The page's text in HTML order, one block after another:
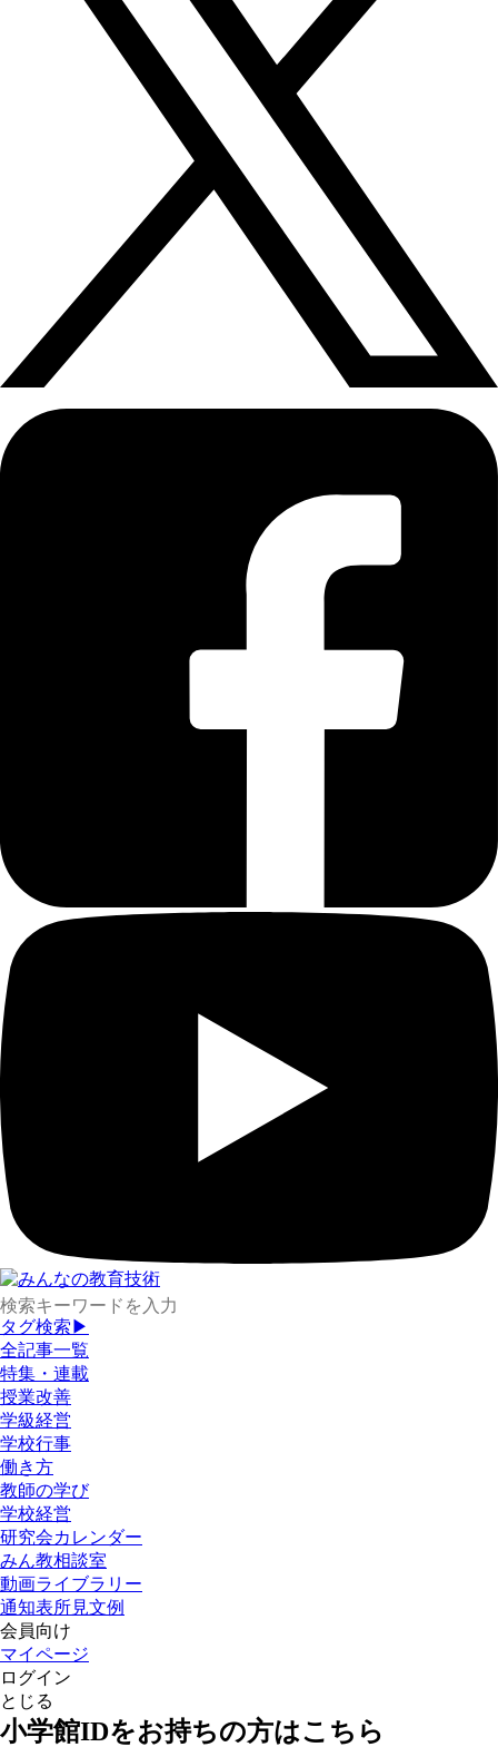
タグ検索▶
全記事一覧
特集・連載
授業改善
学級経営
学校行事
働き方
教師の学び
学校経営
研究会カレンダー
みん教相談室
動画ライブラリー
通知表所見文例
会員向け
マイページ
ログイン
とじる
小学館IDをお持ちの方はこちら